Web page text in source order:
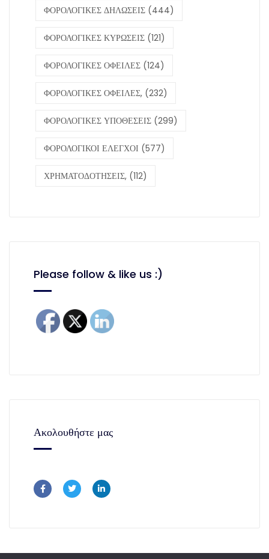
ΦΟΡΟΛΟΓΙΚΕΣ ΔΗΛΩΣΕΙΣ (444)
ΦΟΡΟΛΟΓΙΚΕΣ ΚΥΡΩΣΕΙΣ (121)
ΦΟΡΟΛΟΓΙΚΕΣ ΟΦΕΙΛΕΣ (124)
ΦΟΡΟΛΟΓΙΚΕΣ ΟΦΕΙΛΕΣ, (232)
ΦΟΡΟΛΟΓΙΚΕΣ ΥΠΟΘΕΣΕΙΣ (299)
ΦΟΡΟΛΟΓΙΚΟΙ ΕΛΕΓΧΟΙ (577)
ΧΡΗΜΑΤΟΔΟΤΗΣΕΙΣ, (112)
Please follow & like us :)
Ακολουθήστε μας